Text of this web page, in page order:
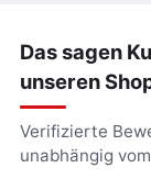
Das sagen
unseren
Verifizierte
unabhängig